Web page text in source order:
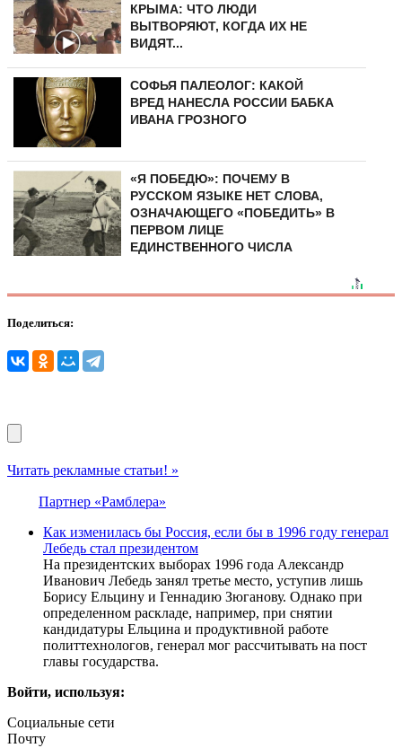
КРЫМА: ЧТО ЛЮДИ
ВЫТВОРЯЮТ, КОГДА ИХ НЕ
ВИДЯТ...
СОФЬЯ ПАЛЕОЛОГ: КАКОЙ
ВРЕД НАНЕСЛА РОССИИ БАБКА
ИВАНА ГРОЗНОГО
«Я ПОБЕДЮ»: ПОЧЕМУ В
РУССКОМ ЯЗЫКЕ НЕТ СЛОВА,
ОЗНАЧАЮЩЕГО «ПОБЕДИТЬ» В
ПЕРВОМ ЛИЦЕ
ЕДИНСТВЕННОГО ЧИСЛА
Поделиться:
Читать рекламные статьи! »
Партнер «Рамблера»
Как изменилась бы Россия, если бы в 1996 году генерал
Лебедь стал президентом
На президентских выборах 1996 года Александр
Иванович Лебедь занял третье место, уступив лишь
Борису Ельцину и Геннадию Зюганову. Однако при
определенном раскладе, например, при снятии
кандидатуры Ельцина и продуктивной работе
политтехнологов, генерал мог рассчитывать на пост
главы государства.
Войти, используя:
Социальные сети
Почту